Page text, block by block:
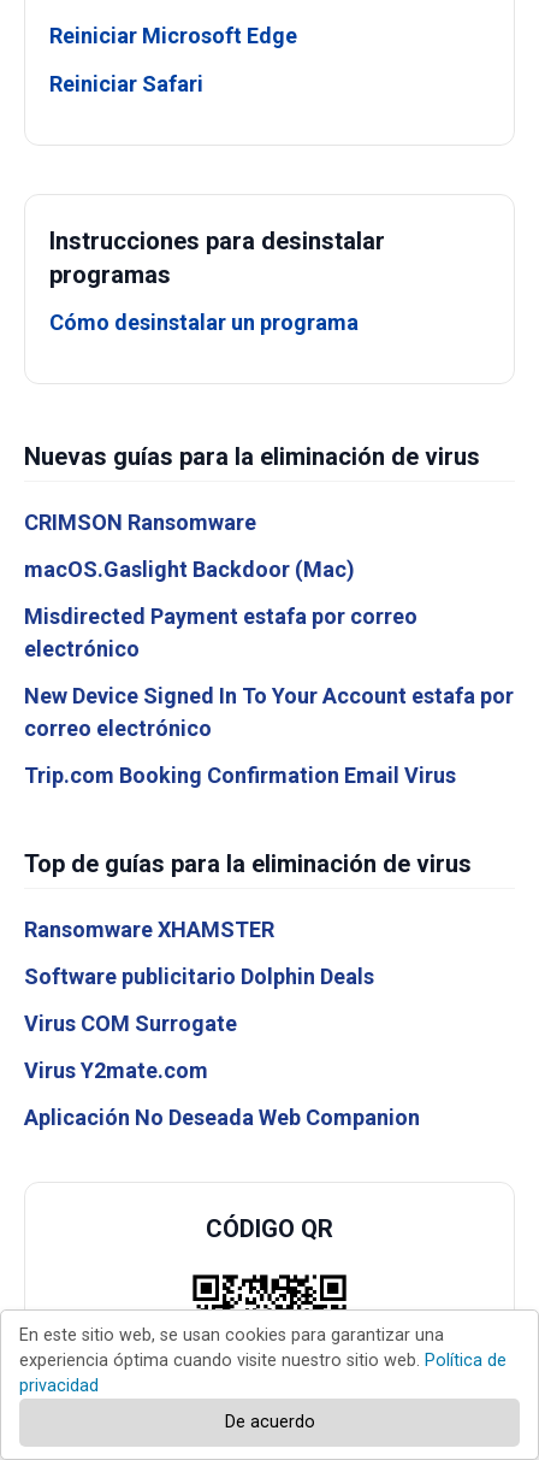
Reiniciar Microsoft Edge
Reiniciar Safari
Instrucciones para desinstalar
programas
Cómo desinstalar un programa
Nuevas guías para la eliminación de virus
CRIMSON Ransomware
macOS.Gaslight Backdoor (Mac)
Misdirected Payment estafa por correo
electrónico
New Device Signed In To Your Account estafa por
correo electrónico
Trip.com Booking Confirmation Email Virus
Top de guías para la eliminación de virus
Ransomware XHAMSTER
Software publicitario Dolphin Deals
Virus COM Surrogate
Virus Y2mate.com
Aplicación No Deseada Web Companion
CÓDIGO QR
En este sitio web, se usan cookies para garantizar una
experiencia óptima cuando visite nuestro sitio web. Política de
privacidad
De acuerdo